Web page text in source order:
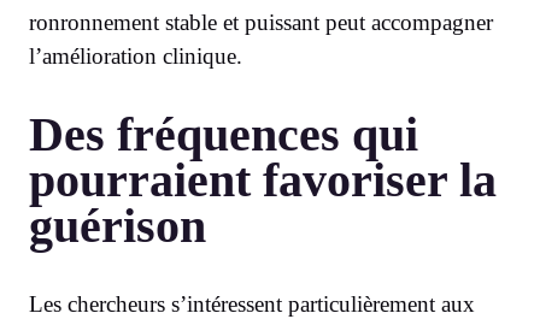
ronronnement stable et puissant peut accompagner
l’amélioration clinique.
Des fréquences qui
pourraient favoriser la
guérison
Les chercheurs s’intéressent particulièrement aux